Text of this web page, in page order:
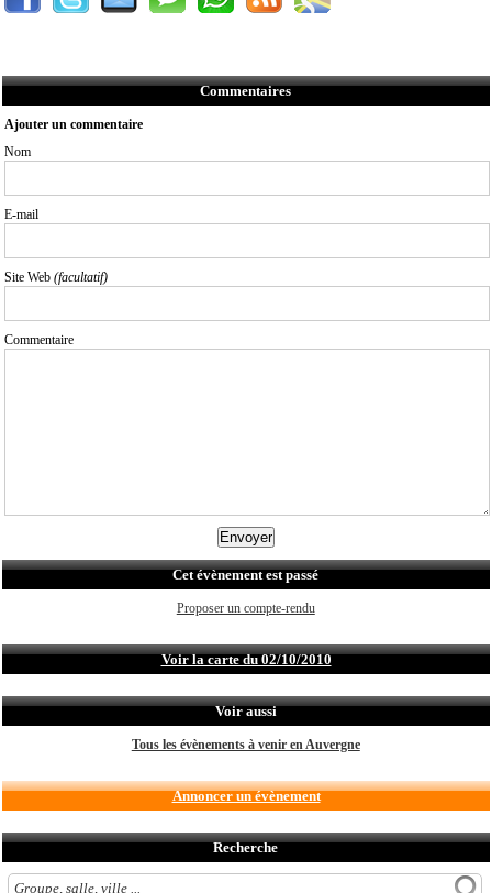
Commentaires
Ajouter un commentaire
Nom
E-mail
Site Web (facultatif)
Commentaire
Cet évènement est passé
Proposer un compte-rendu
Voir la carte du 02/10/2010
Voir aussi
Tous les évènements à venir en Auvergne
Annoncer un évènement
Recherche